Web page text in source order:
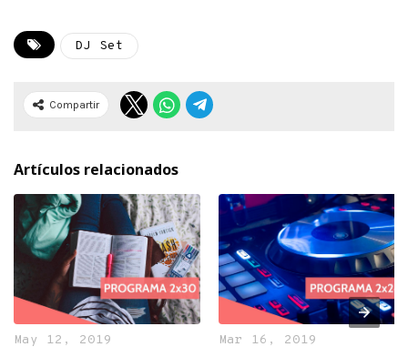
DJ Set
Compartir
Artículos relacionados
May 12, 2019 Mar 16, 2019